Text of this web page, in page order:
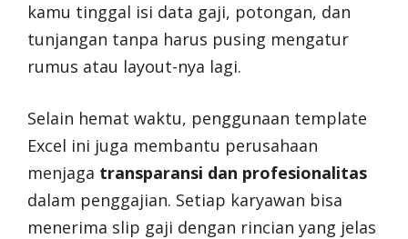
kamu tinggal isi data gaji, potongan, dan
tunjangan tanpa harus pusing mengatur
rumus atau layout-nya lagi.
Selain hemat waktu, penggunaan template
Excel ini juga membantu perusahaan
menjaga transparansi dan profesionalitas
dalam penggajian. Setiap karyawan bisa
menerima slip gaji dengan rincian yang jelas